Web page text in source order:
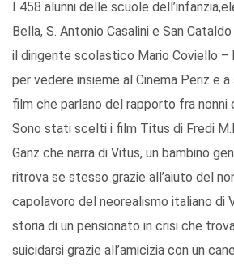
I 458 alunni delle scuole
Bella, S. Antonio Casalini e San
il dirigente scolastico Mario Coviello –
per vedere insieme al Cinema Periz e
film che parlano del rapporto fra nonni
Sono stati scelti i film Titus di Fredi
Ganz che narra di Vitus, un bambino
ritrova se stesso grazie all’aiuto del
capolavoro del neorealismo italiano di
storia di un pensionato in crisi che
suicidarsi grazie all’amicizia con un